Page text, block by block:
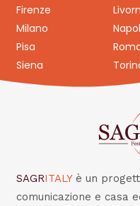
Firenze
Milano
Pisa
Siena
SAGRITALY è un
comunicazione e casa